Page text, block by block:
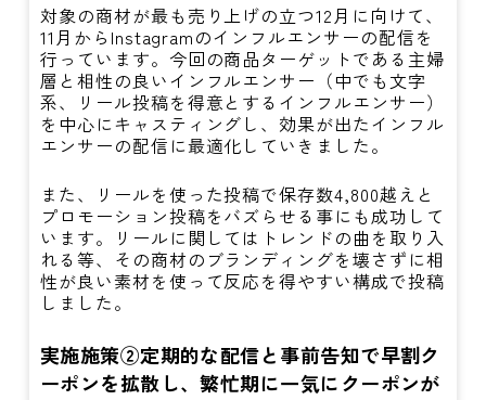
対象の商材が最も売り上げの立つ12月に向けて、
11月からInstagramのインフルエンサーの配信を
行っています。今回の商品ターゲットである主婦
層と相性の良いインフルエンサー（中でも文字
系、リール投稿を得意とするインフルエンサー）
を中心にキャスティングし、効果が出たインフル
エンサーの配信に最適化していきました。
また、リールを使った投稿で保存数4,800越えと
プロモーション投稿をバズらせる事にも成功して
います。リールに関してはトレンドの曲を取り入
れる等、その商材のブランディングを壊さずに相
性が良い素材を使って反応を得やすい構成で投稿
しました。
実施施策②定期的な配信と事前告知で早割ク
ーポンを拡散し、繁忙期に一気にクーポンが